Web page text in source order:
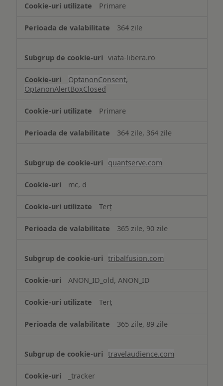
necesare
Primare
364 zile
viata-libera.ro
OptanonConsent,
OptanonAlertBoxClosed
Primare
364 zile, 364 zile
quantserve.com
mc, d
Terț
365 zile, 90 zile
tribalfusion.com
ANON_ID_old, ANON_ID
Terț
365 zile, 89 zile
travelaudience.com
_tracker